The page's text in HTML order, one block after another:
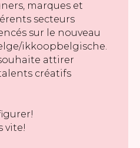
marques et
secteurs
sur le nouveau
ikkoopbelgische.
attirer
créatifs
vite!